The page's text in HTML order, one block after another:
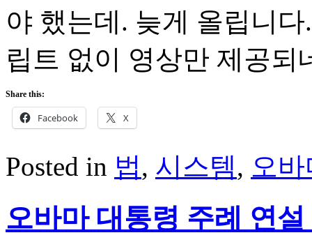
야 했는데. 늦게 올립니
립트 없이 영상만 제공되
Share this:
Facebook X
Posted in 법, 시스템, 오
오바마 대통령 주례 연설